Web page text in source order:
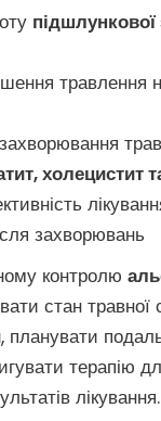
підшлункової
травлення
холецистит
захворювань
контролю
стан
, планувати
терапію
лікування.